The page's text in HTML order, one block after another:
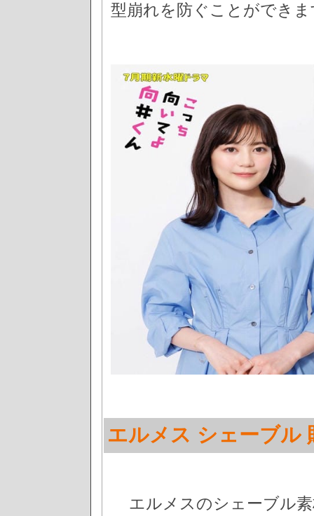
型崩れを防ぐことができま
エルメス シェーブル
エルメスのシェーブル